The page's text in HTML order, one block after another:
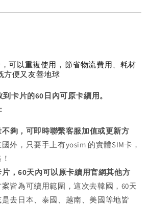
可以重複使用，節省物流費用、耗材
方便又友善地球
卡片的60日內可原卡續用。
夠，可即時聯繫客服加值或更新方
外，只要手上有yosim 的實體SIM卡，
，60天內可以原卡續用官網其他方
皆為可續用範圍，這次去韓國，60天
去日本、泰國、越南、美國等地皆